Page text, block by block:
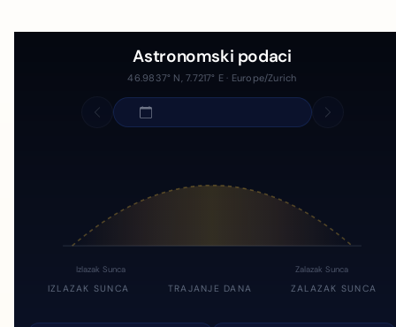
Astronomski podaci
46.9837° N, 7.7217° E · Europe/Zurich
Izlazak Sunca Zalazak Sunca
IZLAZAK SUNCA TRAJANJE DANA ZALAZAK SUNCA